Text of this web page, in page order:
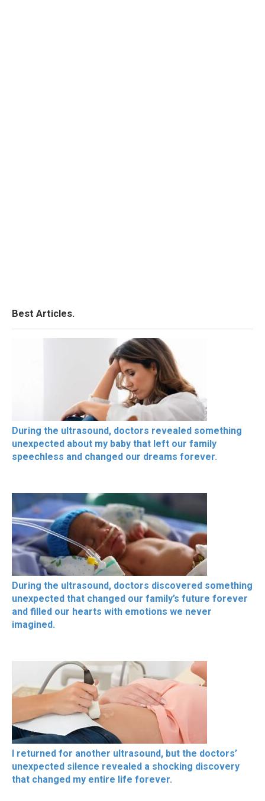
Best Articles.
During the ultrasound, doctors revealed something
unexpected about my baby that left our family
speechless and changed our dreams forever.
During the ultrasound, doctors discovered something
unexpected that changed our family’s future forever
and filled our hearts with emotions we never
imagined.
I returned for another ultrasound, but the doctors’
unexpected silence revealed a shocking discovery
that changed my entire life forever.